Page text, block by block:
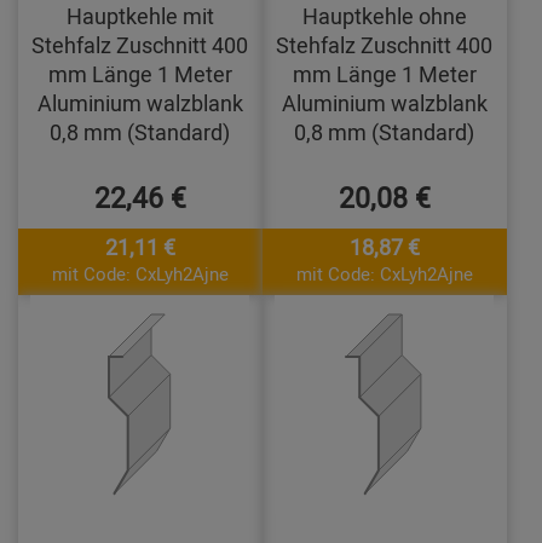
Hauptkehle mit
Stehfalz Zuschnitt 400
mm Länge 1 Meter
Aluminium walzblank
0,8 mm (Standard)
22,46 €
21,11 €
mit Code: CxLyh2Ajne
Hauptkehle ohne
Stehfalz Zuschnitt 400
mm Länge 1 Meter
Aluminium walzblank
0,8 mm (Standard)
20,08 €
18,87 €
mit Code: CxLyh2Ajne